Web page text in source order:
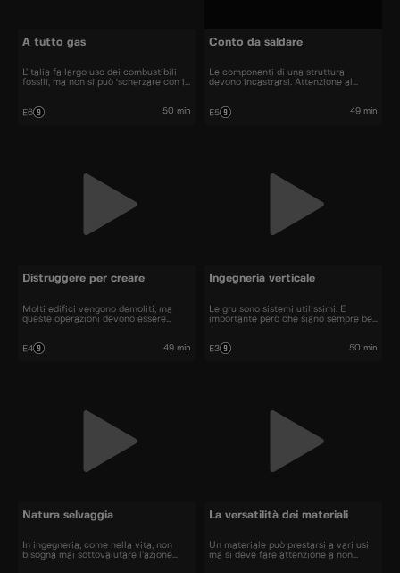
A tutto gas
L’Italia fa largo uso dei combustibili
fossili, ma non si può 'scherzare con il
E6 50 min
Conto da saldare
Le componenti di una struttura
devono incastrarsi. Attenzione al
E5 49 min
Distruggere per creare
Molti edifici vengono demoliti, ma
queste operazioni devono essere
E4 49 min
Ingegneria verticale
Le gru sono sistemi utilissimi. È
importante però che siano sempre ben
E3 50 min
Natura selvaggia
In ingegneria, come nella vita, non
bisogna mai sottovalutare l’azione
La versatilità dei materiali
Un materiale può prestarsi a vari usi
ma si deve fare attenzione a non